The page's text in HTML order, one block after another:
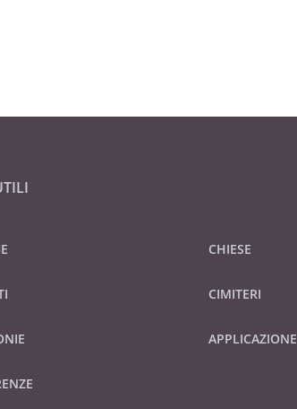
CHIESE
CIMITERI
APPLICAZIONE